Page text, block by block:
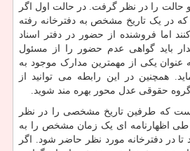
را در نظر گرفت. در حالت اول اگر
در یک تاریخ مشخص به دفترخانه رفته
اما فروشنده از حضور در دفتر اسناد
باید گواهی عدم حضور را از مسئول
عنوان یکی از مهمترین مدارک موجود به
همچنین در این رابطه می توانید از
حقوقی عدل محور بهره مند شوید.
که طرفین تاریخ مشخصی را در نظر
طی اظهارنامه ای یک زمان مشخص را به
تا در دفترخانه مورد نظر حاضر شود. اگر